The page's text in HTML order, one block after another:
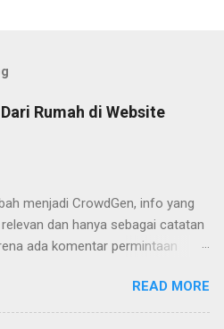
Rumah di Website
menjadi CrowdGen, info yang
dan hanya sebagai catatan
ada komentar permintaan
yang perlu dilakukan. Cara
Yaitu tinggal mengakses
READ MORE